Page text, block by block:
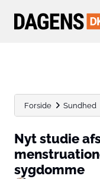
Forside Sundhed
Nyt studie
sygdomme